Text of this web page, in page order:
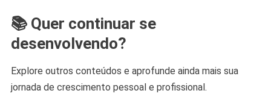
📚 Quer continuar se
desenvolvendo?
Explore outros conteúdos e aprofunde ainda mais sua
jornada de crescimento pessoal e profissional.